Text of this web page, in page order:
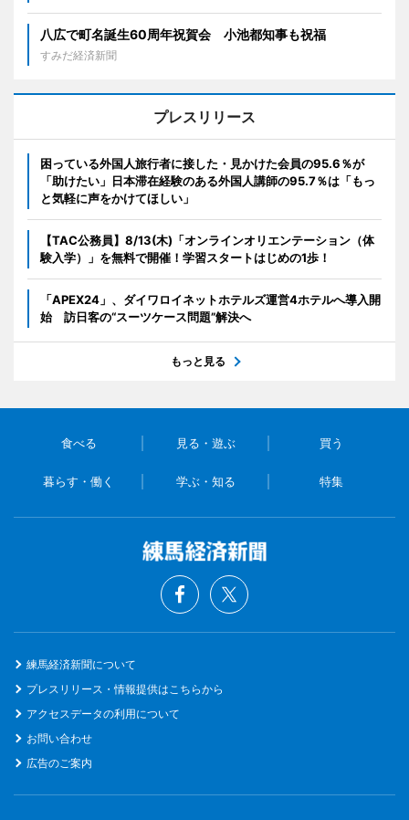
八広で町名誕生60周年祝賀会 小池都知事も祝福
すみだ経済新聞
プレスリリース
困っている外国人旅行者に接した・見かけた会員の95.6％が
「助けたい」日本滞在経験のある外国人講師の95.7％は「もっ
と気軽に声をかけてほしい」
【TAC公務員】8/13(木)「オンラインオリエンテーション（体
験入学）」を無料で開催！学習スタートはじめの1歩！
「APEX24」、ダイワロイネットホテルズ運営4ホテルへ導入開
始 訪日客の“スーツケース問題”解決へ
もっと見る
食べる 見る・遊ぶ 買う
暮らす・働く 学ぶ・知る 特集
練馬経済新聞について
プレスリリース・情報提供はこちらから
アクセスデータの利用について
お問い合わせ
広告のご案内